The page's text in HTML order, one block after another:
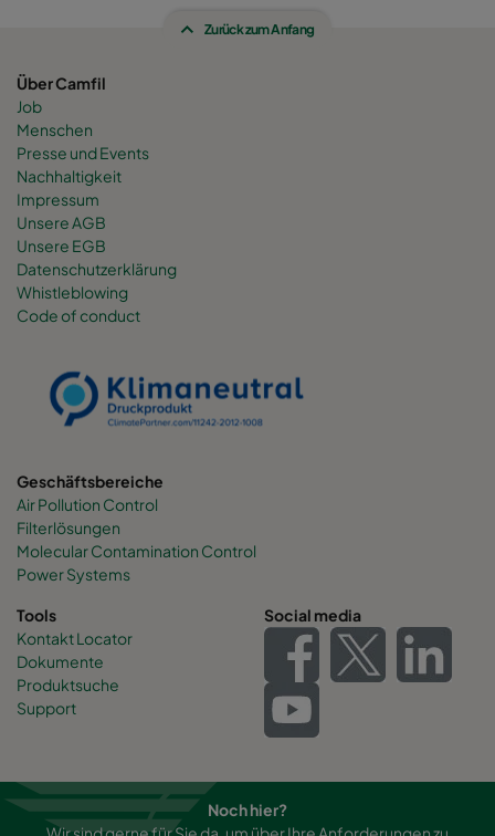
Zurück zum Anfang
Über Camfil
Job
Menschen
Presse und Events
Nachhaltigkeit
Impressum
Unsere AGB
Unsere EGB
Datenschutzerklärung
Whistleblowing
Code of conduct
Geschäftsbereiche
Air Pollution Control
Filterlösungen
Molecular Contamination Control
Power Systems
Tools
Kontakt Locator
Dokumente
Produktsuche
Support
Social media
Noch hier?